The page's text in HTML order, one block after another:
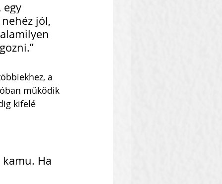
egy
jól,
a
működik
kifelé
Ha